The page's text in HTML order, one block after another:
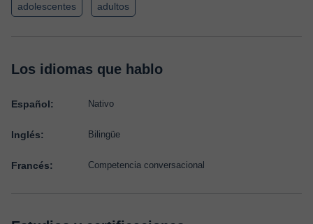
adolescentes adultos
Los idiomas que hablo
Español: Nativo
Inglés: Bilingüe
Francés: Competencia conversacional